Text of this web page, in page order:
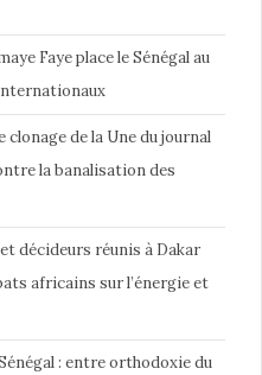
Faye place le Sénégal au
clonage de la Une du journal
la banalisation des
décideurs réunis à Dakar
africains sur l’énergie et
: entre orthodoxie du